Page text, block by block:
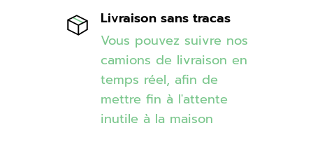
Livraison sans tracas
Vous pouvez suivre nos
camions de livraison en
temps réel, afin de
mettre fin à l'attente
inutile à la maison